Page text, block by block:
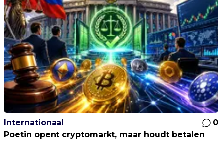
Internationaal
0
Poetin opent cryptomarkt, maar houdt betalen